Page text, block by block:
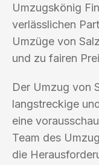
Umzugskönig
verlässlichen
Umzüge von
und zu fairen
Der Umzug von
langstreckige
eine
Team des
die